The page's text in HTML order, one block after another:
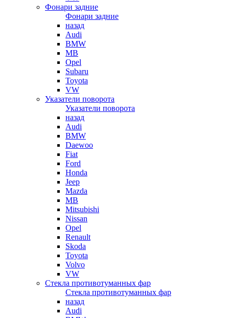
Фонари задние
Фонари задние
назад
Audi
BMW
MB
Opel
Subaru
Toyota
VW
Указатели поворота
Указатели поворота
назад
Audi
BMW
Daewoo
Fiat
Ford
Honda
Jeep
Mazda
MB
Mitsubishi
Nissan
Opel
Renault
Skoda
Toyota
Volvo
VW
Стекла противотуманных фар
Стекла противотуманных фар
назад
Audi